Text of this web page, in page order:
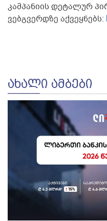
კამპანიის დეტალურ
ვებგვერდზე აქვეყნებს:
ᲐᲮᲐᲚᲘ ᲐᲛᲑᲔᲑᲘ